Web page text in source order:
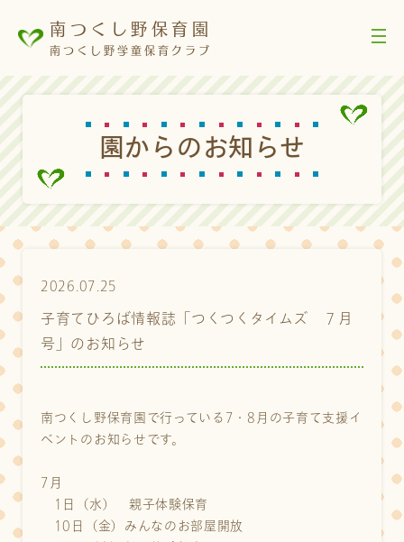
南つくし野保育園
南つくし野学童保育クラブ
園からのお知らせ
2026.07.25
子育てひろば情報誌「つくつくタイムズ ７月
号」のお知らせ
南つくし野保育園で行っている7・8月の子育て支援イ
ベントのお知らせです。
7月
1日（水） 親子体験保育
10日（金）みんなのお部屋開放